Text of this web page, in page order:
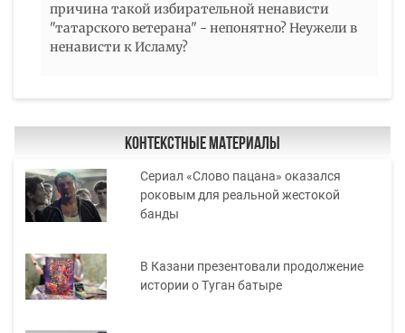
причина такой избирательной ненависти
"татарского ветерана" - непонятно? Неужели в
ненависти к Исламу?
Контекстные материалы
Сериал «Слово пацана» оказался
роковым для реальной жестокой
банды
В Казани презентовали продолжение
истории о Туган батыре